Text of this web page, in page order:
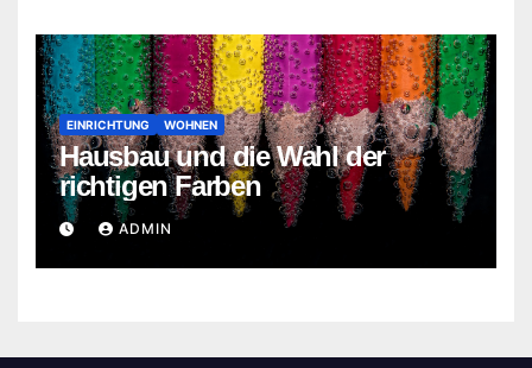
EINRICHTUNG WOHNEN
Hausbau und die Wahl der
richtigen Farben
ADMIN